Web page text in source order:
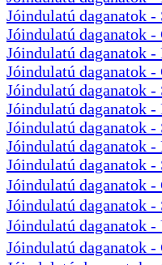
Jóindulatú daganatok -
Jóindulatú daganatok -
Jóindulatú daganatok
Jóindulatú daganatok -
Jóindulatú daganatok -
Jóindulatú daganatok
Jóindulatú daganatok -
Jóindulatú daganatok
Jóindulatú daganatok -
Jóindulatú daganatok -
Jóindulatú daganatok -
Jóindulatú daganatok -
Jóindulatú daganatok -